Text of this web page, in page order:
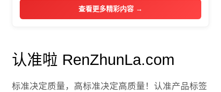
查看更多精彩内容 →
认准啦 RenZhunLa.com
标准决定质量，高标准决定高质量！认准产品标签